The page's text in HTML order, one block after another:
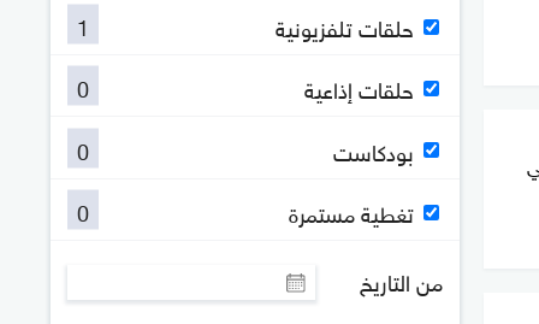
حلقات تلفزيونية
1
حلقات إذاعية
0
بودكاست
0
تغطية مستمرة
0
من التاريخ